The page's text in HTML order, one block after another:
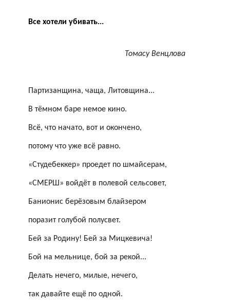
Все хотели убивать...
ТомасуВенцлова
Партизанщина, чаща, Литовщина...
В тёмном баре немое кино.
Всё, что начато, вот и окончено,
потому что уже всё равно.
«Студебеккер» проедет по шмайсерам,
«СМЕРШ» войдёт в полевой сельсовет,
Банионис берёзовым блайзером
поразит голубой полусвет.
Бей за Родину! Бей за Мицкевича!
Бой на мельнице, бой за рекой...
Делать нечего, милые, нечего,
так давайте ещё по одной.